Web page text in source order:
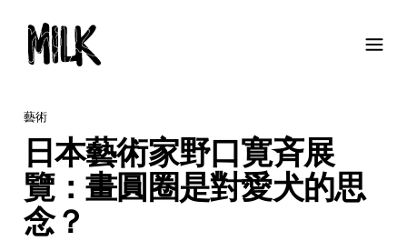
藝術
日本藝術家野口寛斉展
覽：畫圓圈是對愛犬的思
念？